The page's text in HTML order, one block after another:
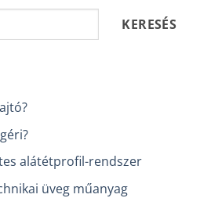
KERESÉS
alátétprofil-rendszer
üveg műanyag